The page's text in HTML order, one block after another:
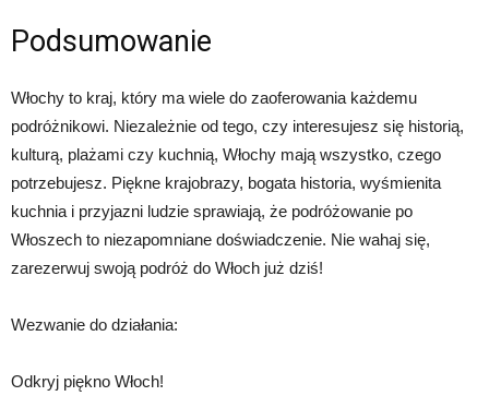
Podsumowanie
Włochy to kraj, który ma wiele do zaoferowania każdemu
podróżnikowi. Niezależnie od tego, czy interesujesz się historią,
kulturą, plażami czy kuchnią, Włochy mają wszystko, czego
potrzebujesz. Piękne krajobrazy, bogata historia, wyśmienita
kuchnia i przyjazni ludzie sprawiają, że podróżowanie po
Włoszech to niezapomniane doświadczenie. Nie wahaj się,
zarezerwuj swoją podróż do Włoch już dziś!
Wezwanie do działania:
Odkryj piękno Włoch!